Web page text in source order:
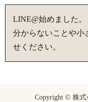
LINE@始めました。
分からないことや小
せください。
Copyright © 株式